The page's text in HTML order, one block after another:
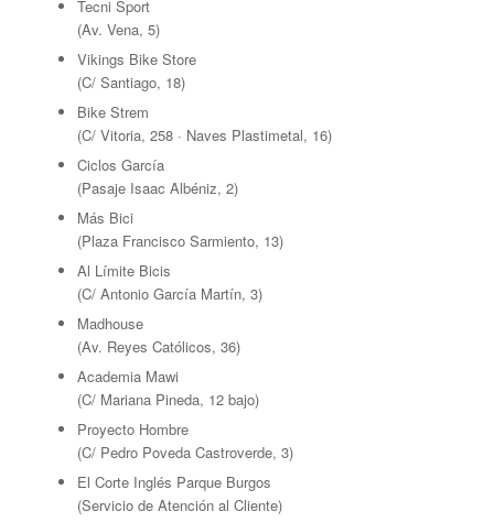
Tecni Sport
(Av. Vena, 5)
Vikings Bike Store
(C/ Santiago, 18)
Bike Strem
(C/ Vitoria, 258 · Naves Plastimetal, 16)
Ciclos García
(Pasaje Isaac Albéniz, 2)
Más Bici
(Plaza Francisco Sarmiento, 13)
Al Límite Bicis
(C/ Antonio García Martín, 3)
Madhouse
(Av. Reyes Católicos, 36)
Academia Mawi
(C/ Mariana Pineda, 12 bajo)
Proyecto Hombre
(C/ Pedro Poveda Castroverde, 3)
El Corte Inglés Parque Burgos
(Servicio de Atención al Cliente)